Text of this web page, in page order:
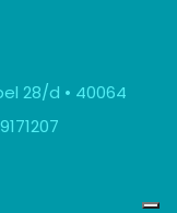
28/d • 40064